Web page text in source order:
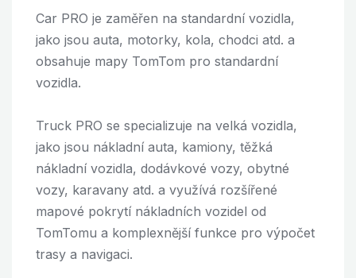
Car PRO je zaměřen na standardní vozidla,
jako jsou auta, motorky, kola, chodci atd. a
obsahuje mapy TomTom pro standardní
vozidla.
Truck PRO se specializuje na velká vozidla,
jako jsou nákladní auta, kamiony, těžká
nákladní vozidla, dodávkové vozy, obytné
vozy, karavany atd. a využívá rozšířené
mapové pokrytí nákladních vozidel od
TomTomu a komplexnější funkce pro výpočet
trasy a navigaci.